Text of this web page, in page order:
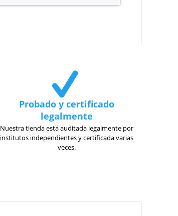
Probado y certificado
legalmente
Nuestra tienda está auditada legalmente por
institutos independientes y certificada varias
veces.